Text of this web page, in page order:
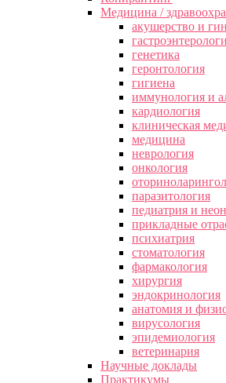
Медицина /
акушерство и
генетика
геронтология
гигиена
иммунология и
кардиология
клиническая
медицина
неврология
онкология
паразитология
педиатрия и
прикладные
психиатрия
стоматология
фармакология
хирургия
эндокринология
анатомия и
вирусология
эпидемиология
ветеринария
Научные доклады
Практикумы